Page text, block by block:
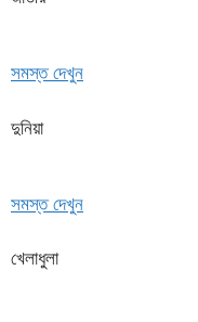
সমস্ত দেখুন
দুনিয়া
সমস্ত দেখুন
খেলাধুলা